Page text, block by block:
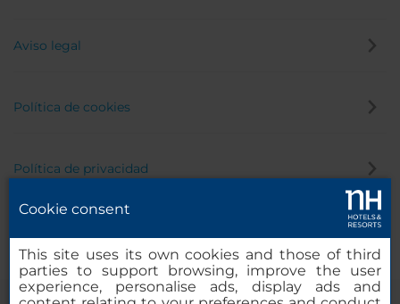
Aviso legal
Política de cookies
Política de privacidad
Cookie consent
This site uses its own cookies and those of third
parties to support browsing, improve the user
experience, personalise ads, display ads and